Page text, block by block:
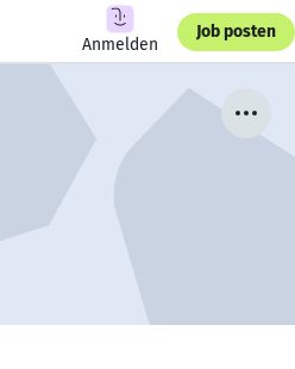
Anmelden
Job posten